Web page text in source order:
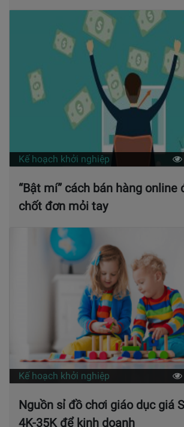
Kế hoạch khởi nghiệp
“Bật mí” cách bán hàng online
chốt đơn mỏi tay
Kế hoạch khởi nghiệp
Nguồn sỉ đồ chơi giáo dục giá
4K-35K để kinh doanh